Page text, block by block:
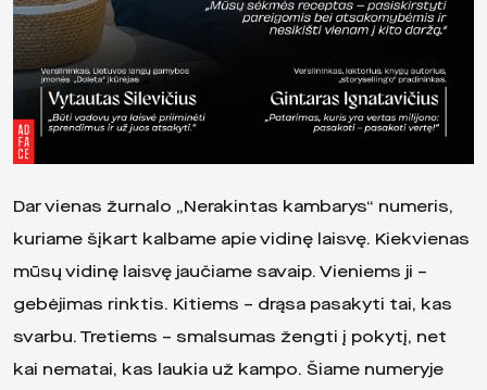
Dar vienas žurnalo „Nerakintas kambarys“ numeris,
kuriame šįkart kalbame apie vidinę laisvę. Kiekvienas
mūsų vidinę laisvę jaučiame savaip. Vieniems ji –
gebėjimas rinktis. Kitiems – drąsa pasakyti tai, kas
svarbu. Tretiems – smalsumas žengti į pokytį, net
kai nematai, kas laukia už kampo. Šiame numeryje